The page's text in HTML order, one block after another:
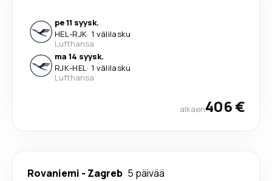
pe 11 syysk.
HEL-RJK· 1 välilasku
Lufthansa
ma 14 syysk.
RJK-HEL· 1 välilasku
Lufthansa
alkaen406 €
Rovaniemi - Zagreb 5 päivää